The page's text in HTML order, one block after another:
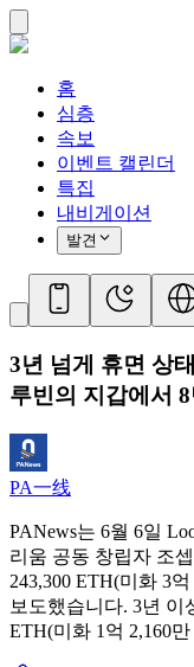
홈
심층
속보
이벤트 캘린더
특집
내비게이션
발견
3년 넘게 휴면 상
루빈의 지갑에서
PA一线
PANews는 6월 6일
리움 공동 창립자 조
243,300 ETH(미화 3
보도했습니다. 3년 이
ETH(미화 1억 2,160